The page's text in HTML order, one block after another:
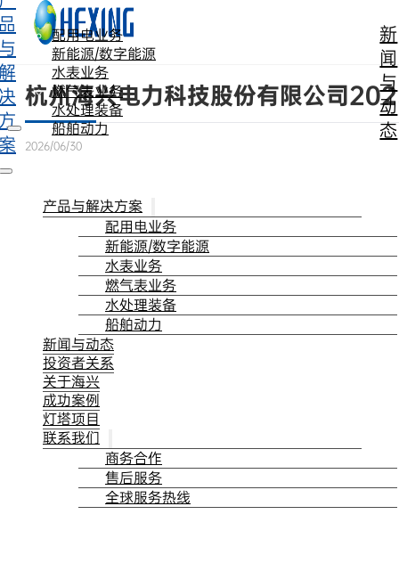
跳转到主要内容 跳转到页脚
配用电业务
新能源/数字能源
水表业务
燃气表业务
水处理装备
船舶动力
新
闻
与
动
态
产品与解决方案
配用电业务
新能源/数字能源
水表业务
燃气表业务
水处理装备
船舶动力
新闻与动态
投资者关系
关于海兴
成功案例
灯塔项目
联系我们
商务合作
售后服务
全球服务热线
杭州海兴电力科技股份有限公司
2026/06/30